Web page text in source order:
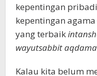
kepentingan
kepentingan
yang terbaik
wayutsabbit
Kalau kita belum